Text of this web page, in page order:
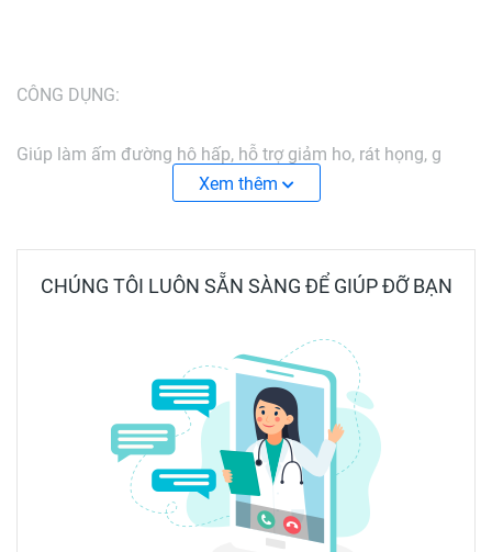
CÔNG DỤNG:
Giúp làm ấm đường hô hấp, hỗ trợ giảm ho, rát họng, g
tiông do viêm họng, viêm đường hô hấp trên.
Ngậm mỗi lần 1 viên, không dùng quá 15 viên/ngày.
- Không khuyến khích dùng cho trẻ dưới 6 tuổi.
Xem thêm
CHÚNG TÔI LUÔN SẴN SÀNG ĐỂ GIÚP ĐỠ BẠN